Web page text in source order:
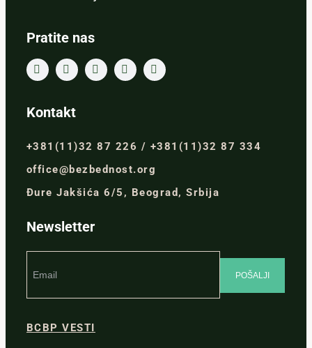
Pratite nas
Kontakt
+381(11)32 87 226 / +381(11)32 87 334
office@bezbednost.org
Đure Jakšića 6/5, Beograd, Srbija
Newsletter
BCBP VESTI